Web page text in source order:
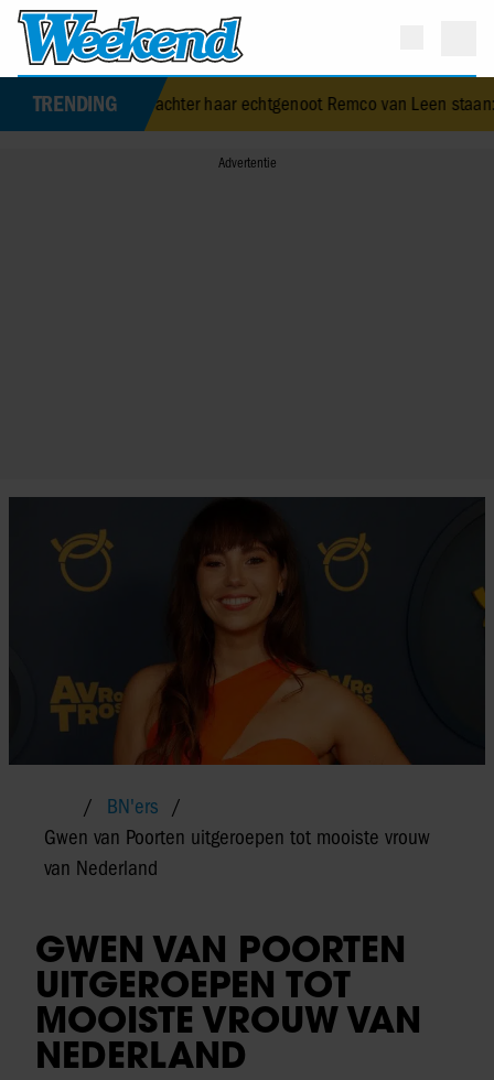
TRENDING
blijft achter haar echtgenoot Remco van Leen staan: ‘Ik kan
BN'ers
Gwen van Poorten uitgeroepen tot mooiste vrouw
van Nederland
GWEN VAN POORTEN
UITGEROEPEN TOT
MOOISTE VROUW VAN
NEDERLAND